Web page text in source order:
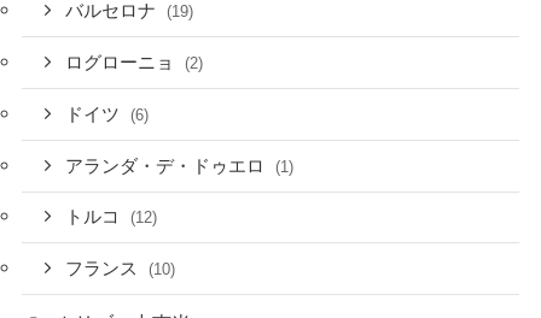
バルセロナ (19)
ログローニョ (2)
ドイツ (6)
アランダ・デ・ドゥエロ (1)
トルコ (12)
フランス (10)